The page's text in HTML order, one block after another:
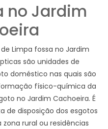
no Jardim
Limpa fossa no Jardim
são unidades de
doméstico nas quais são
físico-química da
no Jardim Cachoeira. É
de disposição dos esgotos
rural ou residências